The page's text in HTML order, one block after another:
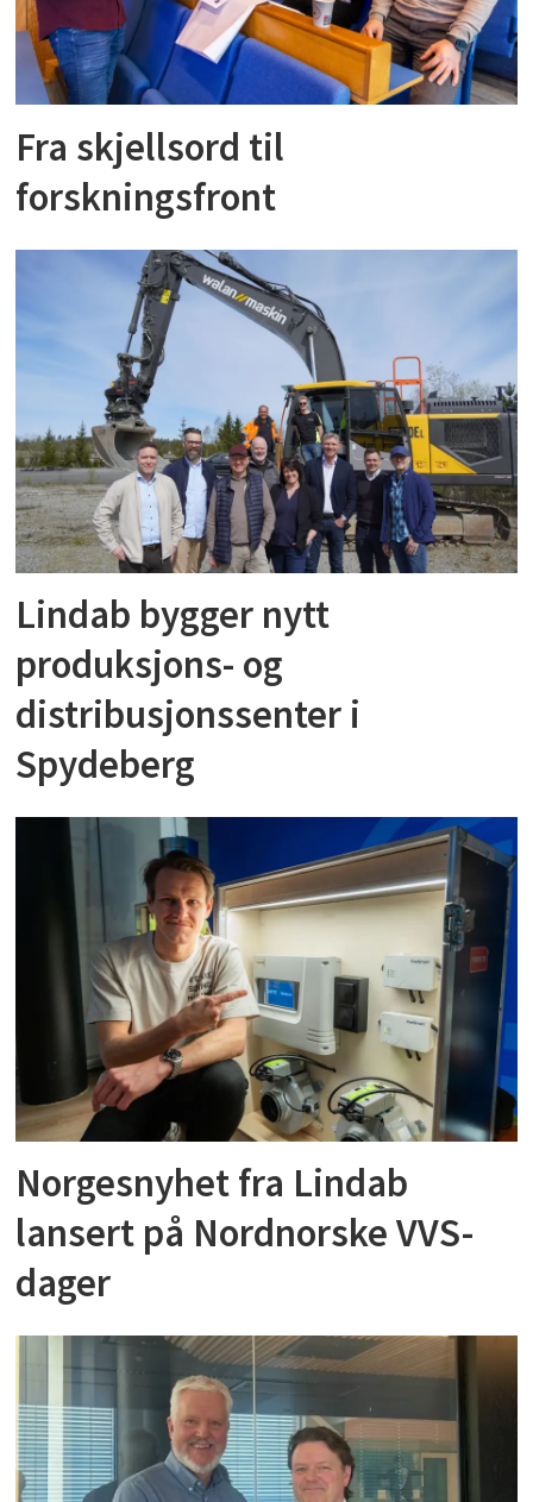
Fra skjellsord til
forskningsfront
Lindab bygger nytt
produksjons- og
distribusjonssenter i
Spydeberg
Norgesnyhet fra Lindab
lansert på Nordnorske VVS-
dager